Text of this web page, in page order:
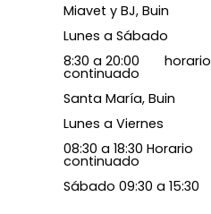
Miavet y BJ, Buin
Lunes a Sábado
8:30 a 20:00 horario
continuado
Santa María, Buin
Lunes a Viernes
08:30 a 18:30 Horario
continuado
Sábado 09:30 a 15:30